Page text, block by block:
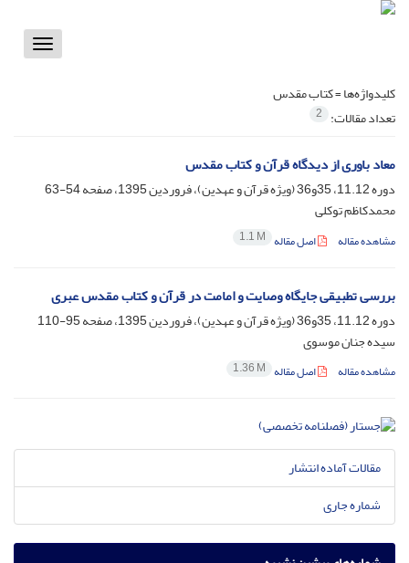
Toggle
کلیدواژه‌ها =کتاب مقدس
تعداد مقالات: 2
معاد باوری از دیدگاه قرآن و کتاب مقدس
دوره 11.12، 35و36 (ویژه قرآن و عهدین)، فروردین 1395، صفحه
54-63
محمدکاظم توکلی
مشاهده مقاله اصل مقاله 1.1 M
بررسی تطبیقی جایگاه وصایت و امامت در قرآن و کتاب مقدس عبری
دوره 11.12، 35و36 (ویژه قرآن و عهدین)، فروردین 1395، صفحه
95-110
سیده جنان موسوی
مشاهده مقاله اصل مقاله 1.36 M
مقالات آماده انتشار
شماره جاری